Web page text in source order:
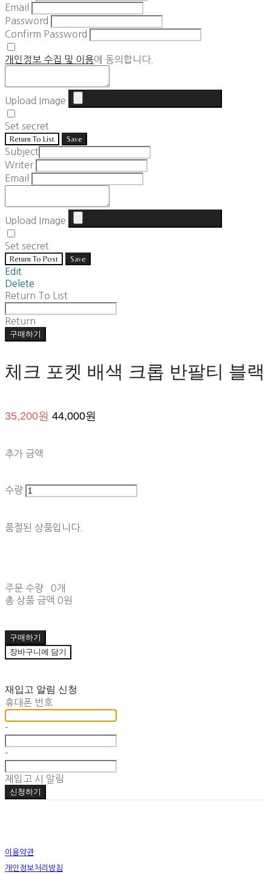
Email
Password
Confirm Password
개인정보 수집 및 이용에 동의합니다.
Upload Image
Set secret
Return To List Save
Subject
Writer
Email
Upload Image
Set secret
Return To Post Save
Edit
Delete
Return To List
Return
구매하기
체크 포켓 배색 크롭 반팔티 블랙
35,200원 44,000원
추가 금액
수량
품절된 상품입니다.
주문 수량
0개
총 상품 금액 0원
구매하기
장바구니에 담기
재입고 알림 신청
휴대폰 번호
-
-
재입고 시 알림
신청하기
이용약관
개인정보처리방침